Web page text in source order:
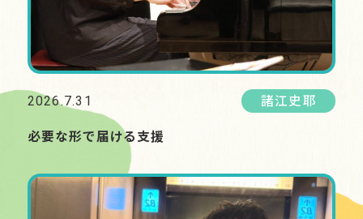
2026.7.31 諸江史耶
必要な形で届ける支援